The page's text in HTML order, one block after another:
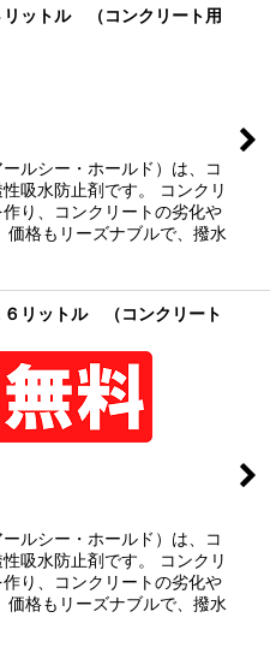
む
ットル （コンクリート用
ルシー・ホールド）は、コ
吸水防止剤です。 コンクリ
り、コンクリートの劣化や
価格もリーズナブルで、撥水
リットル （コンクリート
ルシー・ホールド）は、コ
吸水防止剤です。 コンクリ
り、コンクリートの劣化や
価格もリーズナブルで、撥水